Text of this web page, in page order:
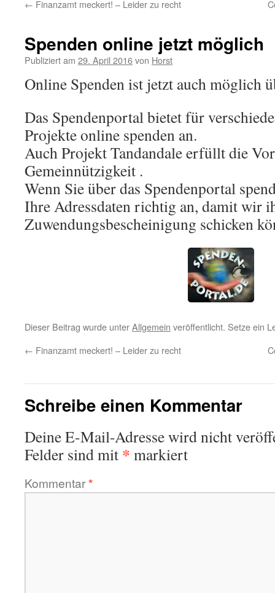
← Finanzamt meckert! – Leider zu recht
Spenden online jetzt möglich
Publiziert am 29. April 2016von Horst
Online Spenden ist jetzt auch möglich
Das Spendenportal bietet für
Projekte online spenden an.
Auch Projekt Tandandale erfüllt die
Gemeinnützigkeit .
Wenn Sie über das Spendenportal
Ihre Adressdaten richtig an, damit wir
Zuwendungsbescheinigung schicken
Dieser Beitrag wurde unterAllgemein veröffentlicht. Setze ein
← Finanzamt meckert! – Leider zu recht
Schreibe einen Kommentar
Deine E-Mail-Adresse wird nicht
Felder sind mit * markiert
Kommentar*